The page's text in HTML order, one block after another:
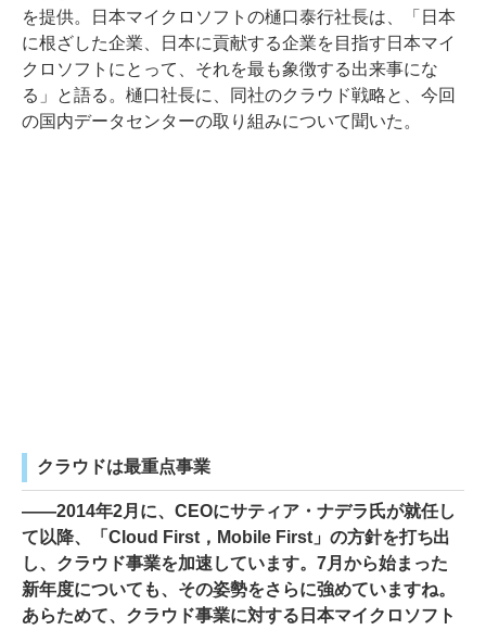
を提供。日本マイクロソフトの樋口泰行社長は、「日本
に根ざした企業、日本に貢献する企業を目指す日本マイ
クロソフトにとって、それを最も象徴する出来事にな
る」と語る。樋口社長に、同社のクラウド戦略と、今回
の国内データセンターの取り組みについて聞いた。
クラウドは最重点事業
――2014年2月に、CEOにサティア・ナデラ氏が就任し
て以降、「Cloud First，Mobile First」の方針を打ち出
し、クラウド事業を加速しています。7月から始まった
新年度についても、その姿勢をさらに強めていますね。
あらためて、クラウド事業に対する日本マイクロソフト